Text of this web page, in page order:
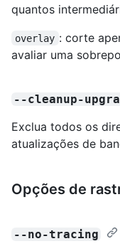
quantos
overlay : corte
avaliar uma
--cleanup-
Exclua todos os
atualizações de
Opções de
--no-tracing